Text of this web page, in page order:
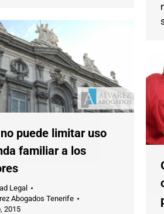
puede limitar uso
familiar a los
Legal
Abogados Tenerife
2015